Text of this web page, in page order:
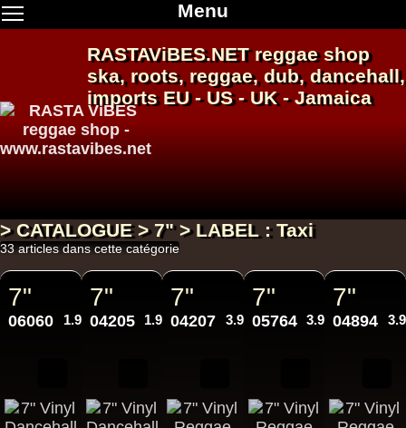
Menu
RASTAViBES.NETreggae shop
ska, roots, reggae, dub, dancehall,
imports EU - US - UK - Jamaica
> CATALOGUE > 7" > LABEL : Taxi
33 articles dans cette catégorie
7"
06060 1.99€
7"
04205 1.99€
7"
04207 3.95€
7"
05764 3.95€
7"
04894